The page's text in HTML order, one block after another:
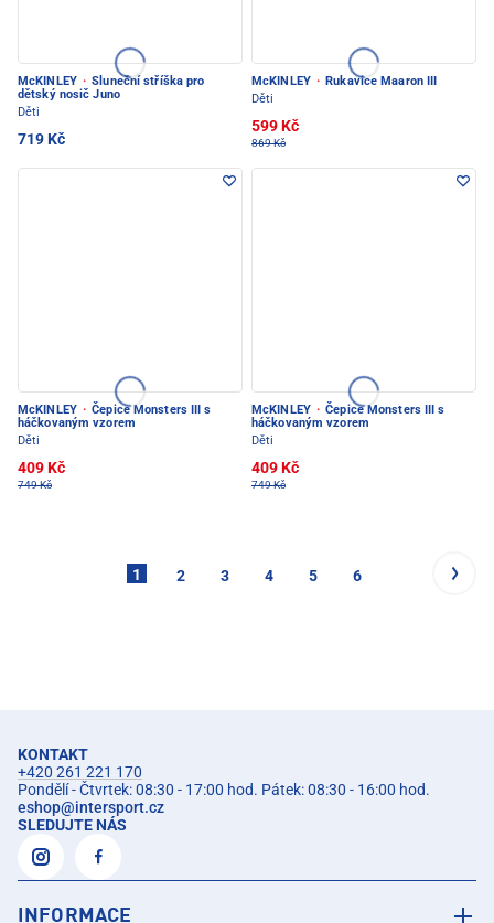
McKINLEY · Sluneční stříška pro
dětský nosič Juno
Děti
719 Kč
McKINLEY · Rukavice Maaron III
Děti
599 Kč
869 Kč
McKINLEY · Čepice Monsters III s
háčkovaným vzorem
Děti
409 Kč
749 Kč
McKINLEY · Čepice Monsters III s
háčkovaným vzorem
Děti
409 Kč
749 Kč
1 2 3 4 5 6
KONTAKT
+420 261 221 170
Pondělí - Čtvrtek: 08:30 - 17:00 hod. Pátek: 08:30 - 16:00 hod.
eshop@intersport.cz
SLEDUJTE NÁS
INFORMACE